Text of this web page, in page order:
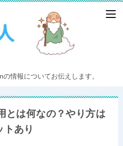
情報についてお伝えします。
とは何なの？やり方は
トあり